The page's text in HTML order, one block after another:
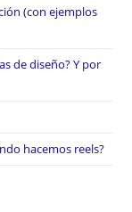
(con ejemplos
de diseño? Y por
hacemos reels?